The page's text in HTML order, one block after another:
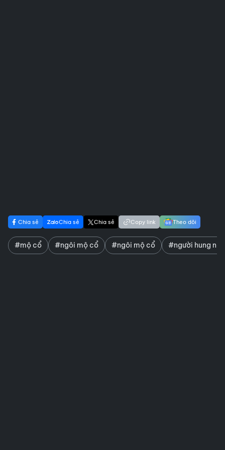
Chia sẻ Chia sẻ Chia sẻ Copy link Theo dõi
#mộ cổ #ngôi mộ cổ #ngôi mộ cổ #người hung nô